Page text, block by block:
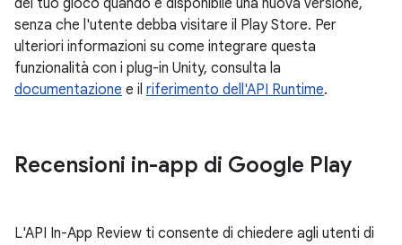
del tuo gioco quando è disponibile una nuova versione,
senza che l'utente debba visitare il Play Store. Per
ulteriori informazioni su come integrare questa
funzionalità con i plug-in Unity, consulta la
documentazione e il riferimento dell'API Runtime.
Recensioni in-app di Google Play
L'API In-App Review ti consente di chiedere agli utenti di